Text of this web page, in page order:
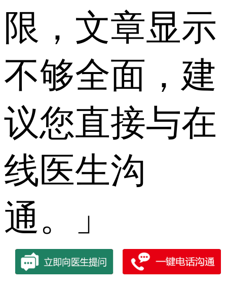
限，文章显示
不够全面，建
议您直接与在
线医生沟
通。」